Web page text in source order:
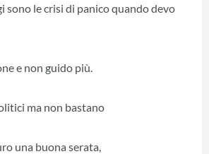
sono le crisi di panico quando devo
e non guido più.
ma non bastano
una buona serata,